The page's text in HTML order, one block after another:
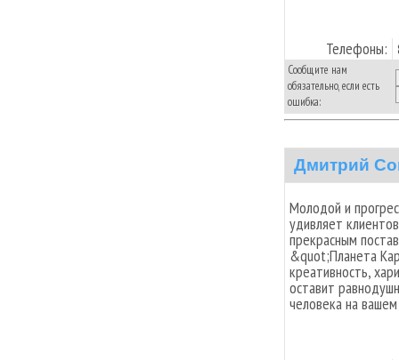
Телефоны:
Сообщите нам
обязательно, если есть
ошибка:
Дмитрий
Молодой и
удивляет
прекрасным
&quot;Планета
креативность,
оставит
человека на